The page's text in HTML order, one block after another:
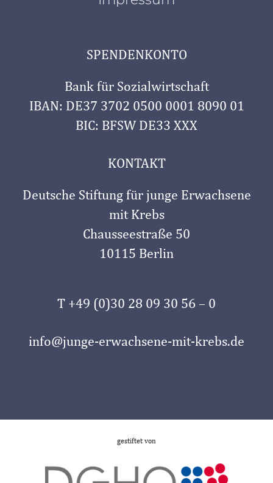
SPENDENKONTO
Bank für Sozialwirtschaft
IBAN: DE37 3702 0500 0001 8090 01
BIC: BFSW DE33 XXX
KONTAKT
Deutsche Stiftung für junge Erwachsene
mit Krebs
Chausseestraße 50
10115 Berlin
T +49 (0)30 28 09 30 56 – 0
info@junge-erwachsene-mit-krebs.de
gestiftet von